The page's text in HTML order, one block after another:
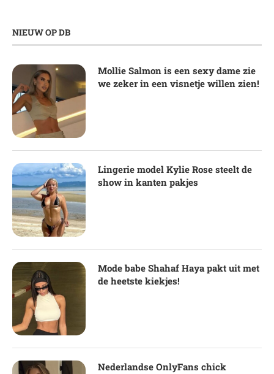
NIEUW OP DB
Mollie Salmon is een sexy dame zie
we zeker in een visnetje willen zien!
Lingerie model Kylie Rose steelt de
show in kanten pakjes
Mode babe Shahaf Haya pakt uit met
de heetste kiekjes!
Nederlandse OnlyFans chick